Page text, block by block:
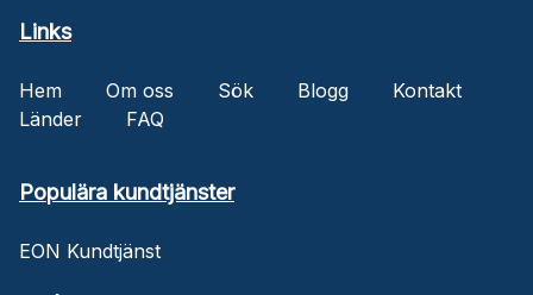
Links
Hem Om oss Sök Blogg
Kontakt
Länder
FAQ
Populära kundtjänster
EON Kundtjänst